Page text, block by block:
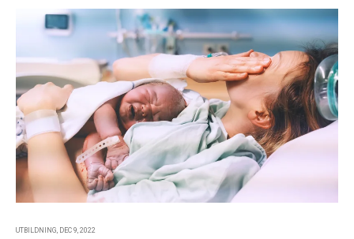
UTBILDNING, DEC 9, 2022